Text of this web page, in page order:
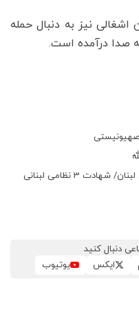
نیز به دنبال حمله
صدا درآمده است.
صهیونیستی
3 نظامی لبنانی
دنبال کنید
ایکس یوتیوب